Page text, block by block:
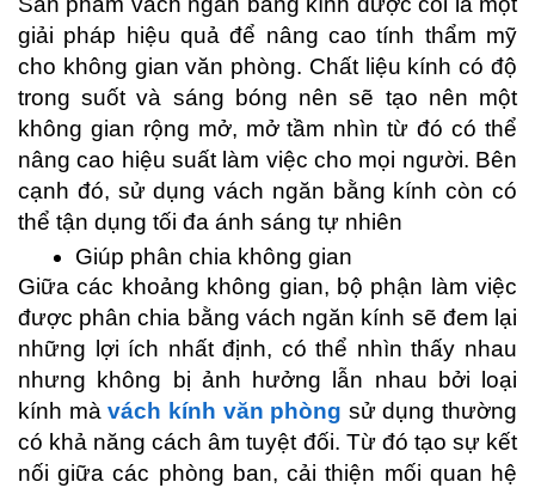
giải pháp hiệu quả để nâng cao tính thẩm mỹ
cho không gian văn phòng. Chất liệu kính có độ
trong suốt và sáng bóng nên sẽ tạo nên một
không gian rộng mở, mở tầm nhìn từ đó có thể
nâng cao hiệu suất làm việc cho mọi người. Bên
cạnh đó, sử dụng vách ngăn bằng kính còn có
thể tận dụng tối đa ánh sáng tự nhiên
Giúp phân chia không gian
Giữa các khoảng không gian, bộ phận làm việc
được phân chia bằng vách ngăn kính sẽ đem lại
những lợi ích nhất định, có thể nhìn thấy nhau
nhưng không bị ảnh hưởng lẫn nhau bởi loại
kính mà vách kính văn phòng sử dụng thường
có khả năng cách âm tuyệt đối. Từ đó tạo sự kết
nối giữa các phòng ban, cải thiện mối quan hệ